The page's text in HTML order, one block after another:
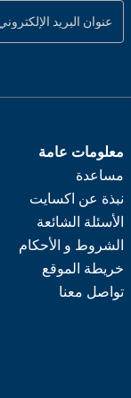
معلومات عامة
مساعدة
نبذة عن اكسايت
الأسئلة الشائعة
الشروط و الأحكام
خريطة الموقع
تواصل معنا